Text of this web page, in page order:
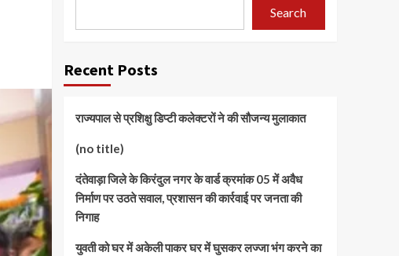
Search
Recent Posts
राज्यपाल से प्रशिक्षु डिप्टी कलेक्टरों ने की सौजन्य मुलाकात
(no title)
दंतेवाड़ा जिले के किरंदुल नगर के वार्ड क्रमांक 05 में अवैध
निर्माण पर उठते सवाल, प्रशासन की कार्रवाई पर जनता की
निगाह
युवती को घर में अकेली पाकर घर में घुसकर लज्जा भंग करने का